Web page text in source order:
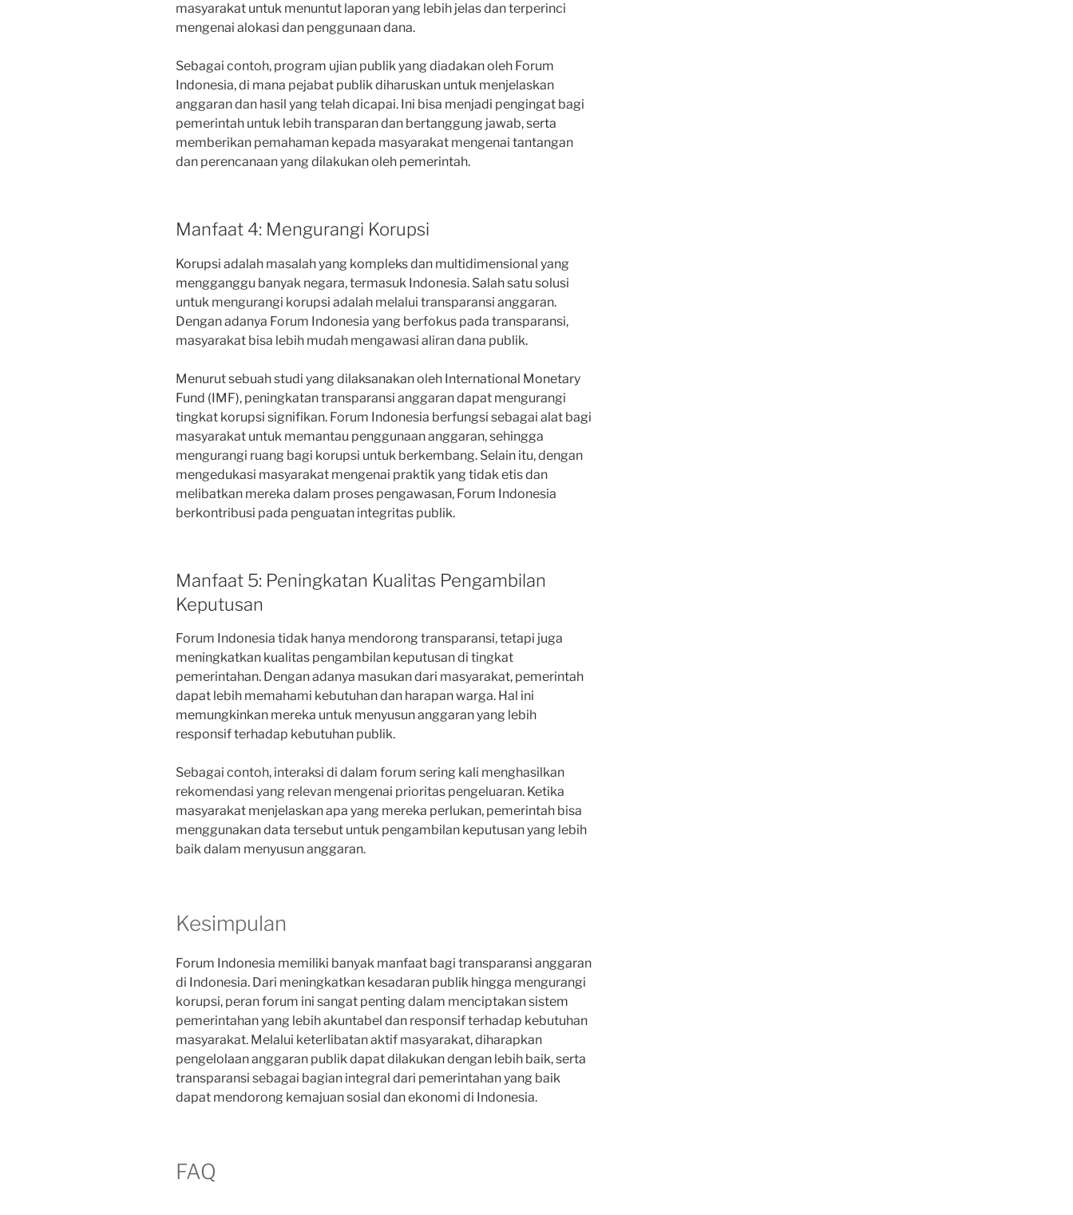
masyarakat untuk menuntut laporan yang lebih jelas dan terperinci
mengenai alokasi dan penggunaan dana.
Sebagai contoh, program ujian publik yang diadakan oleh Forum
Indonesia, di mana pejabat publik diharuskan untuk menjelaskan
anggaran dan hasil yang telah dicapai. Ini bisa menjadi pengingat bagi
pemerintah untuk lebih transparan dan bertanggung jawab, serta
memberikan pemahaman kepada masyarakat mengenai tantangan
dan perencanaan yang dilakukan oleh pemerintah.
Manfaat 4: Mengurangi Korupsi
Korupsi adalah masalah yang kompleks dan multidimensional yang
mengganggu banyak negara, termasuk Indonesia. Salah satu solusi
untuk mengurangi korupsi adalah melalui transparansi anggaran.
Dengan adanya Forum Indonesia yang berfokus pada transparansi,
masyarakat bisa lebih mudah mengawasi aliran dana publik.
Menurut sebuah studi yang dilaksanakan oleh International Monetary
Fund (IMF), peningkatan transparansi anggaran dapat mengurangi
tingkat korupsi signifikan. Forum Indonesia berfungsi sebagai alat bagi
masyarakat untuk memantau penggunaan anggaran, sehingga
mengurangi ruang bagi korupsi untuk berkembang. Selain itu, dengan
mengedukasi masyarakat mengenai praktik yang tidak etis dan
melibatkan mereka dalam proses pengawasan, Forum Indonesia
berkontribusi pada penguatan integritas publik.
Manfaat 5: Peningkatan Kualitas Pengambilan
Keputusan
Forum Indonesia tidak hanya mendorong transparansi, tetapi juga
meningkatkan kualitas pengambilan keputusan di tingkat
pemerintahan. Dengan adanya masukan dari masyarakat, pemerintah
dapat lebih memahami kebutuhan dan harapan warga. Hal ini
memungkinkan mereka untuk menyusun anggaran yang lebih
responsif terhadap kebutuhan publik.
Sebagai contoh, interaksi di dalam forum sering kali menghasilkan
rekomendasi yang relevan mengenai prioritas pengeluaran. Ketika
masyarakat menjelaskan apa yang mereka perlukan, pemerintah bisa
menggunakan data tersebut untuk pengambilan keputusan yang lebih
baik dalam menyusun anggaran.
Kesimpulan
Forum Indonesia memiliki banyak manfaat bagi transparansi anggaran
di Indonesia. Dari meningkatkan kesadaran publik hingga mengurangi
korupsi, peran forum ini sangat penting dalam menciptakan sistem
pemerintahan yang lebih akuntabel dan responsif terhadap kebutuhan
masyarakat. Melalui keterlibatan aktif masyarakat, diharapkan
pengelolaan anggaran publik dapat dilakukan dengan lebih baik, serta
transparansi sebagai bagian integral dari pemerintahan yang baik
dapat mendorong kemajuan sosial dan ekonomi di Indonesia.
FAQ